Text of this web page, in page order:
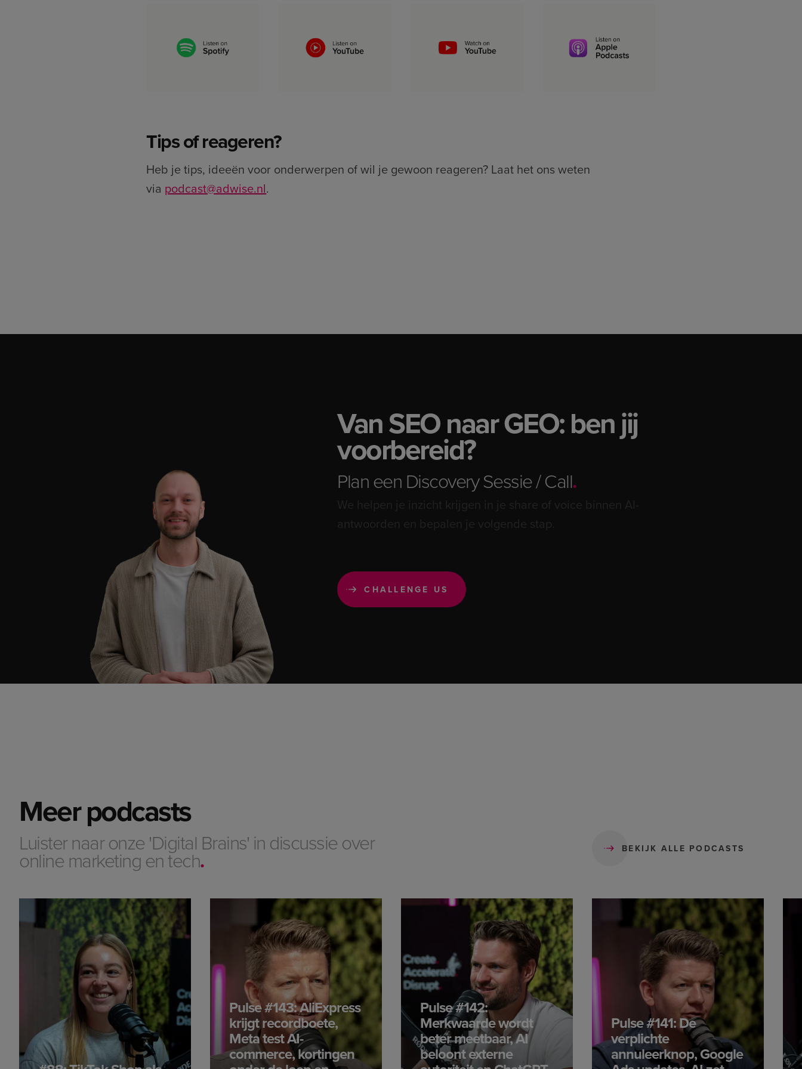
Tips of reageren?
Heb je tips, ideeën voor onderwerpen of wil je gewoon reageren? Laat het ons weten
via podcast@adwise.nl.
Van SEO naar GEO: ben jij
voorbereid?
Plan een Discovery Sessie / Call.
Meer podcasts
Luister naar onze 'Digital Brains' in discussie over
online marketing en tech. BEKIJK ALLE PODCASTS
Pulse #143: AliExpress
krijgt recordboete,
Meta test AI-
commerce, kortingen
Pulse #142:
Merkwaarde wordt
beter meetbaar, AI
beloont externe
Pulse #141: De
verplichte
annuleerknop, Google